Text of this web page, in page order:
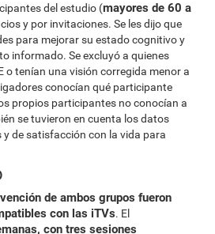
del estudio (mayores de 60 a
y por invitaciones. Se les dijo que
para mejorar su estado cognitivo y
informado. Se excluyó a quienes
o tenían una visión corregida menor a
conocían qué participante
propios participantes no conocían a
se tuvieron en cuenta los datos
de satisfacción con la vida para
de ambos grupos fueron
con las iTVs. El
con tres sesiones